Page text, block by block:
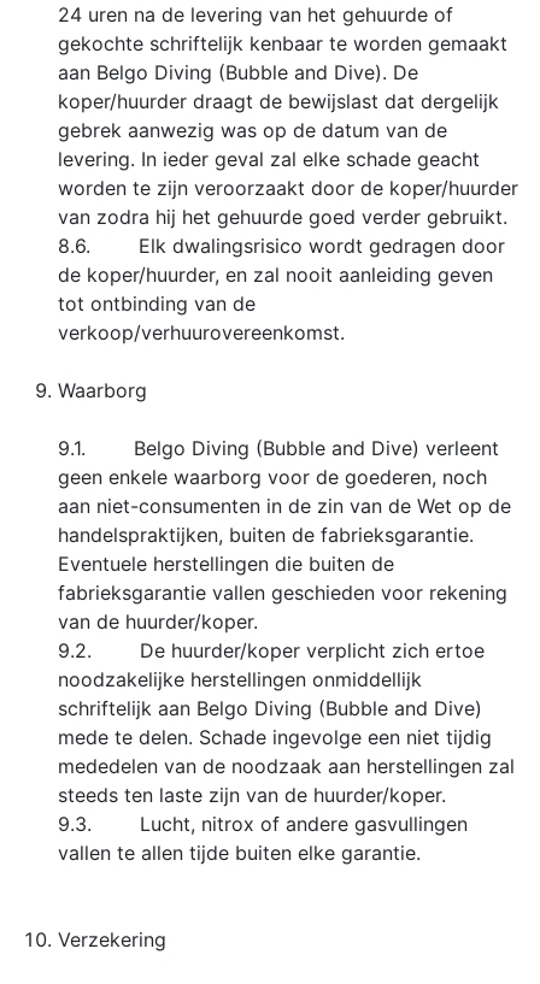
24 uren na de levering van het gehuurde of
gekochte schriftelijk kenbaar te worden gemaakt
aan Belgo Diving (Bubble and Dive). De
koper/huurder draagt de bewijslast dat dergelijk
gebrek aanwezig was op de datum van de
levering. In ieder geval zal elke schade geacht
worden te zijn veroorzaakt door de koper/huurder
van zodra hij het gehuurde goed verder gebruikt.
8.6. Elk dwalingsrisico wordt gedragen door
de koper/huurder, en zal nooit aanleiding geven
tot ontbinding van de
verkoop/verhuurovereenkomst.
Waarborg
9.1. Belgo Diving (Bubble and Dive) verleent
geen enkele waarborg voor de goederen, noch
aan niet-consumenten in de zin van de Wet op de
handelspraktijken, buiten de fabrieksgarantie.
Eventuele herstellingen die buiten de
fabrieksgarantie vallen geschieden voor rekening
van de huurder/koper.
9.2. De huurder/koper verplicht zich ertoe
noodzakelijke herstellingen onmiddellijk
schriftelijk aan Belgo Diving (Bubble and Dive)
mede te delen. Schade ingevolge een niet tijdig
mededelen van de noodzaak aan herstellingen zal
steeds ten laste zijn van de huurder/koper.
9.3. Lucht, nitrox of andere gasvullingen
vallen te allen tijde buiten elke garantie.
Verzekering